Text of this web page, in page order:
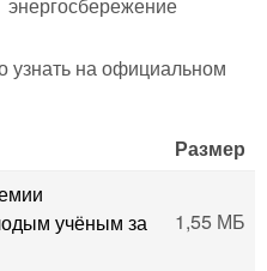
узнать на официальном
Размер
учёным за
1,55 МБ